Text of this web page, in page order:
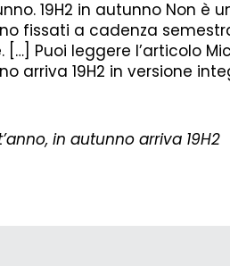
19H2 in autunno Non è
fissati a cadenza
Puoi leggere l’articolo
arriva 19H2 in versione
in autunno arriva 19H2